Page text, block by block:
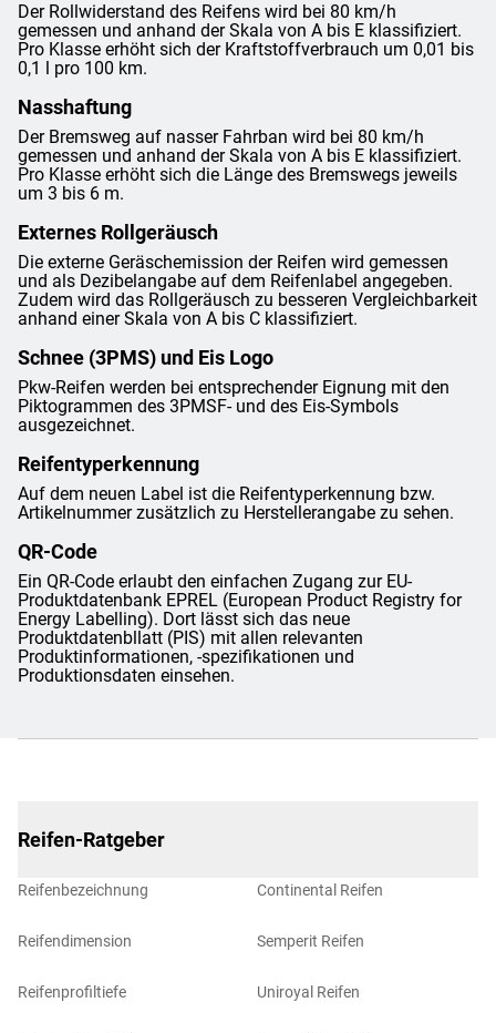
Der Rollwiderstand des Reifens wird bei 80 km/h
gemessen und anhand der Skala von A bis E klassifiziert.
Pro Klasse erhöht sich der Kraftstoffverbrauch um 0,01 bis
0,1 l pro 100 km.
Nasshaftung
Der Bremsweg auf nasser Fahrban wird bei 80 km/h
gemessen und anhand der Skala von A bis E klassifiziert.
Pro Klasse erhöht sich die Länge des Bremswegs jeweils
um 3 bis 6 m.
Externes Rollgeräusch
Die externe Geräschemission der Reifen wird gemessen
und als Dezibelangabe auf dem Reifenlabel angegeben.
Zudem wird das Rollgeräusch zu besseren Vergleichbarkeit
anhand einer Skala von A bis C klassifiziert.
Schnee (3PMS) und Eis Logo
Pkw-Reifen werden bei entsprechender Eignung mit den
Piktogrammen des 3PMSF- und des Eis-Symbols
ausgezeichnet.
Reifentyperkennung
Auf dem neuen Label ist die Reifentyperkennung bzw.
Artikelnummer zusätzlich zu Herstellerangabe zu sehen.
QR-Code
Ein QR-Code erlaubt den einfachen Zugang zur EU-
Produktdatenbank EPREL (European Product Registry for
Energy Labelling). Dort lässt sich das neue
Produktdatenbllatt (PIS) mit allen relevanten
Produktinformationen, -spezifikationen und
Produktionsdaten einsehen.
Reifen-Ratgeber
Reifenbezeichnung
Reifendimension
Reifenprofiltiefe
Continental Reifen
Semperit Reifen
Uniroyal Reifen